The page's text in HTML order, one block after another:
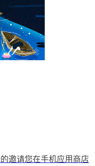
邀请您在手机应用商店